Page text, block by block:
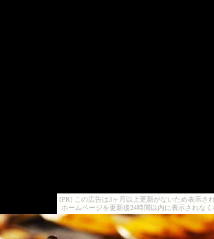
[PR] この広告は3ヶ月以上更新がないため表示され
ホームページを更新後24時間以内に表示されなく